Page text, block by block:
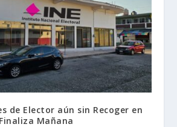
de Elector aún sin Recoger en
Mañana